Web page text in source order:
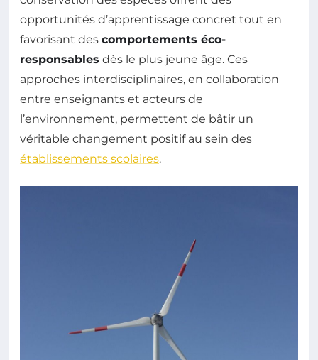
opportunités d’apprentissage concret tout en
favorisant des comportements éco-
responsables dès le plus jeune âge. Ces
approches interdisciplinaires, en collaboration
entre enseignants et acteurs de
l’environnement, permettent de bâtir un
véritable changement positif au sein des
établissements scolaires.